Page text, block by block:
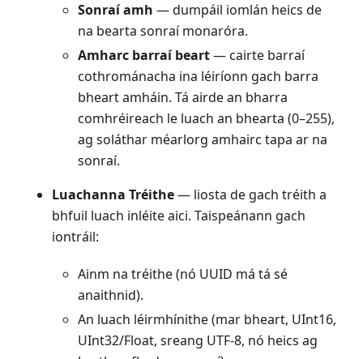
Sonraí amh — dumpáil iomlán heics de
na bearta sonraí monaróra.
Amharc barraí beart— cairte barraí
cothrománacha ina léiríonn gach barra
bheart amháin. Tá airde an bharra
comhréireach le luach an bhearta (0–255),
ag soláthar méarlorg amhairc tapa ar na
sonraí.
Luachanna Tréithe— liosta de gach tréith a
bhfuil luach inléite aici. Taispeánann gach
iontráil:
Ainm na tréithe (nó UUID má tá sé
anaithnid).
An luach léirmhínithe (mar bheart, UInt16,
UInt32/Float, sreang UTF-8, nó heics ag